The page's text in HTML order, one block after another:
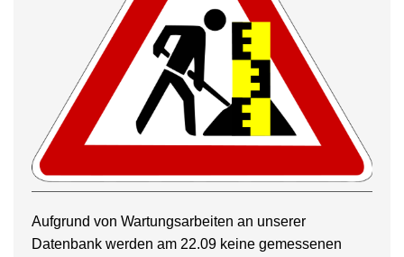
Aufgrund von Wartungsarbeiten an unserer
Datenbank werden am 22.09 keine gemessenen